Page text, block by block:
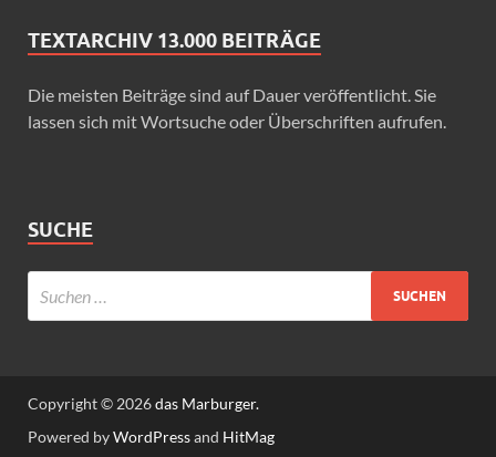
TEXTARCHIV 13.000 BEITRÄGE
Die meisten Beiträge sind auf Dauer veröffentlicht. Sie
lassen sich mit Wortsuche oder Überschriften aufrufen.
SUCHE
Copyright © 2026das Marburger.
Powered byWordPressand HitMag